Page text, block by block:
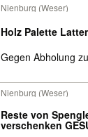
Nienburg (Weser)
Holz Palette
Gegen Abholung
Nienburg (Weser)
Reste von
verschenken